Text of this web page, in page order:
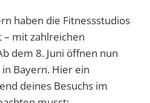
haben die Fitnessstudios
mit zahlreichen
dem 8. Juni öffnen nun
Bayern. Hier ein
deines Besuchs im